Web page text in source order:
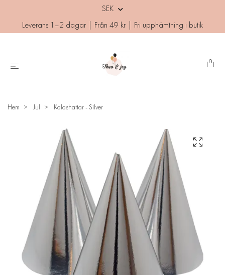
SEK
Leverans 1–2 dagar | Från 49 kr | Fri upphämtning i butik
Hem Jul Kalashattar - Silver